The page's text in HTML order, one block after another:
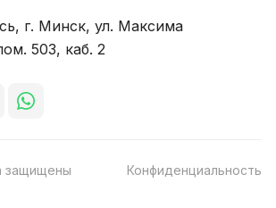
г. Минск, ул. Максима
503, каб. 2
защищены Конфиденциальность